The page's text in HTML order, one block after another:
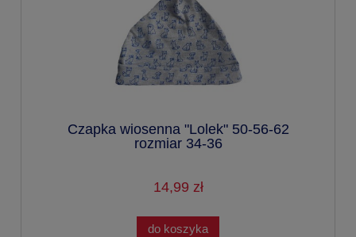
Czapka wiosenna "Lolek" 50-56-62
rozmiar 34-36
14,99 zł
do koszyka